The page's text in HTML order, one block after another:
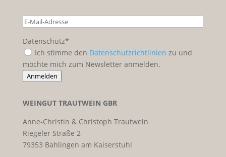
Datenschutz*
Ich stimme den Datenschutzrichtlinien zu und
möchte mich zum Newsletter anmelden.
Anmelden
WEINGUT TRAUTWEIN GBR
Anne-Christin & Christoph Trautwein
Riegeler Straße 2
79353 Bahlingen am Kaiserstuhl